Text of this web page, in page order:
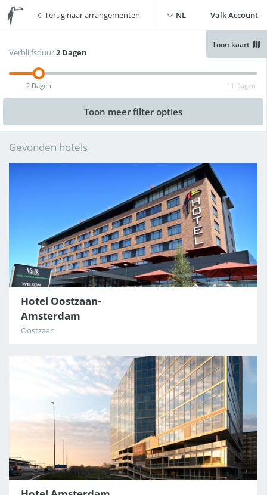
Terug naar arrangementen NL Valk Account
Toon kaart
Gratis WiFi
Gratis parkeren
)
Opladen elektrische auto
Sauna(23
Verblijfsduur2 Dagen
11 Dagen
2 Dagen
Toon meer filter opties
Gevonden hotels
Hotel Oostzaan-
Amsterdam
Oostzaan